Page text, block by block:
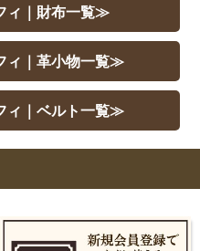
ィ｜財布一覧≫
ィ｜革小物一覧≫
ィ｜ベルト一覧≫